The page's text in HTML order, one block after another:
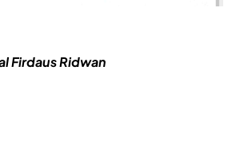
Firdaus Ridwan